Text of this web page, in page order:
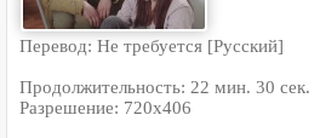
Перевод: Не требуется [Русский]
Продолжительность: 22 мин. 30 сек.
Разрешение: 720x406